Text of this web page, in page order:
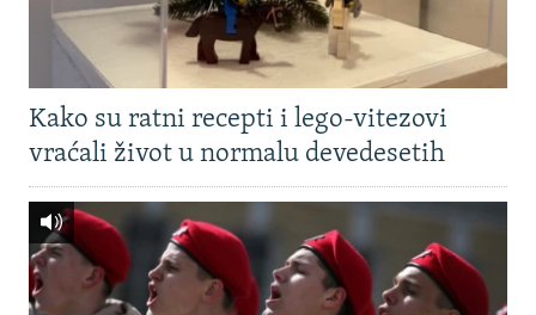
Kako su ratni recepti i lego-vitezovi
vraćali život u normalu devedesetih